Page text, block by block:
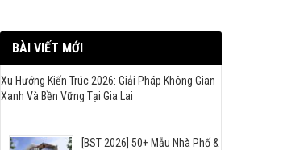
BÀI VIẾT MỚI
Xu Hướng Kiến Trúc 2026: Giải Pháp Không Gian
Xanh Và Bền Vững Tại Gia Lai
[BST 2026] 50+ Mẫu Nhà Phố &